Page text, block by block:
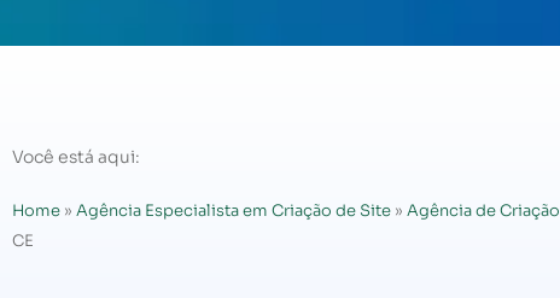
Você está aqui:
Home » Agência Especialista em Criação de Site » Agência de
CE